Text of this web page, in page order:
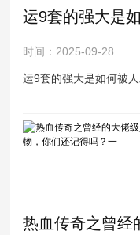
运9套的强大是
时间：2025-09-28
运9套的强大是如何被人